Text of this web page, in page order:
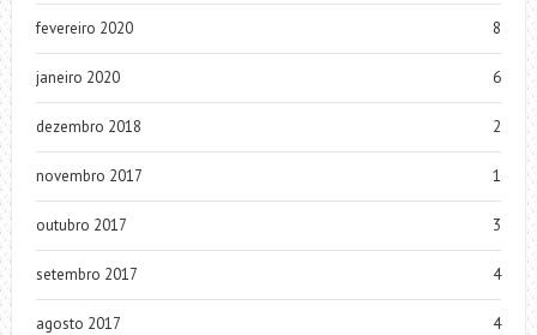
fevereiro 2020 8
janeiro 2020 6
dezembro 2018 2
novembro 2017 1
outubro 2017 3
setembro 2017 4
agosto 2017 4